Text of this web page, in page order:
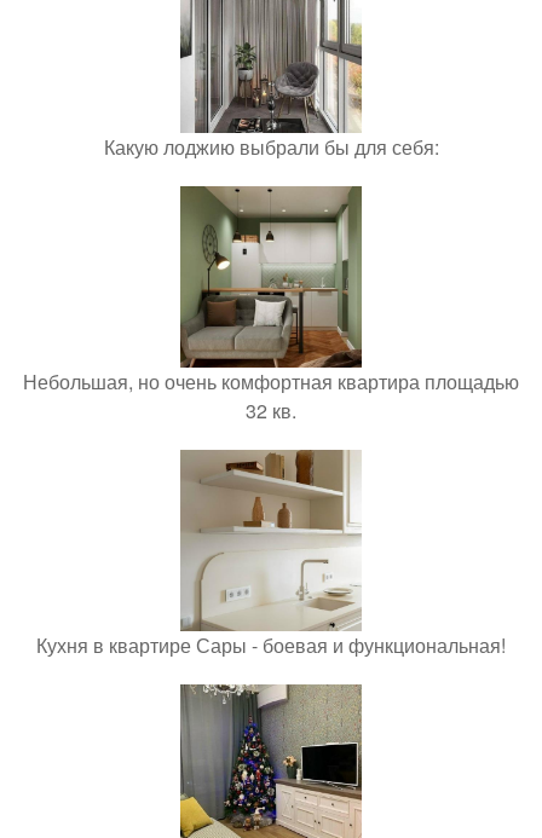
Какую лоджию выбрали бы для себя:
Небольшая, но очень комфортная квартира площадью
32 кв.
Кухня в квартире Сары - боевая и функциональная!